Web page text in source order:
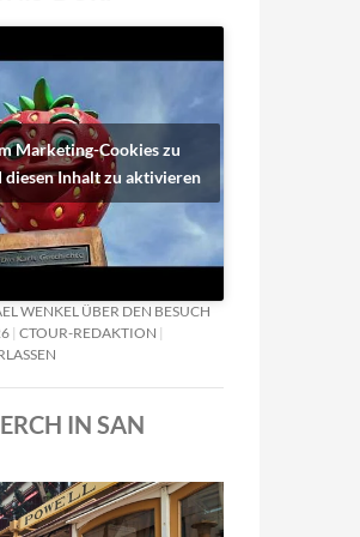
Marketing-Cookies zu
Inhalt zu aktivieren
WENKEL ÜBER DEN BESUCH
CTOUR-REDAKTION
IN SAN